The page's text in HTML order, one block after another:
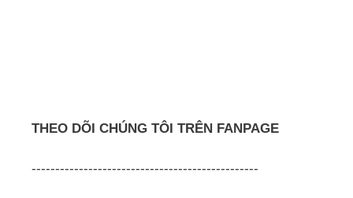
THEO DÕI CHÚNG TÔI TRÊN FANPAGE
------------------------------------------------